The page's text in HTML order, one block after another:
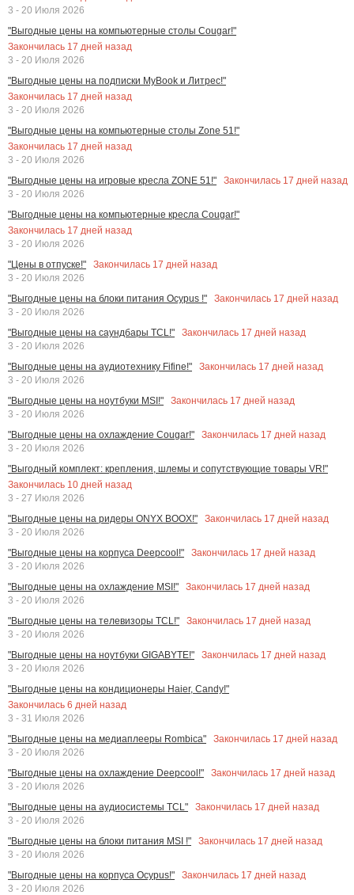
3 - 20 Июля 2026
"Выгодные цены на компьютерные столы Cougar!"
Закончилась 17 дней назад
3 - 20 Июля 2026
"Выгодные цены на подписки MyBook и Литрес!"
Закончилась 17 дней назад
3 - 20 Июля 2026
"Выгодные цены на компьютерные столы Zone 51!"
Закончилась 17 дней назад
3 - 20 Июля 2026
"Выгодные цены на игровые кресла ZONE 51!"
Закончилась 17 дней назад
3 - 20 Июля 2026
"Выгодные цены на компьютерные кресла Cougar!"
Закончилась 17 дней назад
3 - 20 Июля 2026
"Цены в отпуске!"
Закончилась 17 дней назад
3 - 20 Июля 2026
"Выгодные цены на блоки питания Ocypus !"
Закончилась 17 дней назад
3 - 20 Июля 2026
"Выгодные цены на саундбары TCL!"
Закончилась 17 дней назад
3 - 20 Июля 2026
"Выгодные цены на аудиотехнику Fifine!"
Закончилась 17 дней назад
3 - 20 Июля 2026
"Выгодные цены на ноутбуки MSI!"
Закончилась 17 дней назад
3 - 20 Июля 2026
"Выгодные цены на охлаждение Cougar!"
Закончилась 17 дней назад
3 - 20 Июля 2026
"Выгодный комплект: крепления, шлемы и сопутствующие товары VR!"
Закончилась 10 дней назад
3 - 27 Июля 2026
"Выгодные цены на ридеры ONYX BOOX!"
Закончилась 17 дней назад
3 - 20 Июля 2026
"Выгодные цены на корпуса Deepcool!"
Закончилась 17 дней назад
3 - 20 Июля 2026
"Выгодные цены на охлаждение MSI!"
Закончилась 17 дней назад
3 - 20 Июля 2026
"Выгодные цены на телевизоры TCL!"
Закончилась 17 дней назад
3 - 20 Июля 2026
"Выгодные цены на ноутбуки GIGABYTE!"
Закончилась 17 дней назад
3 - 20 Июля 2026
"Выгодные цены на кондиционеры Haier, Candy!"
Закончилась 6 дней назад
3 - 31 Июля 2026
"Выгодные цены на медиаплееры Rombica"
Закончилась 17 дней назад
3 - 20 Июля 2026
"Выгодные цены на охлаждение Deepcool!"
Закончилась 17 дней назад
3 - 20 Июля 2026
"Выгодные цены на аудиосистемы TCL"
Закончилась 17 дней назад
3 - 20 Июля 2026
"Выгодные цены на блоки питания MSI !"
Закончилась 17 дней назад
3 - 20 Июля 2026
"Выгодные цены на корпуса Ocypus!"
Закончилась 17 дней назад
3 - 20 Июля 2026